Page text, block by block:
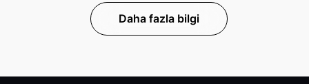
Daha fazla bilgi